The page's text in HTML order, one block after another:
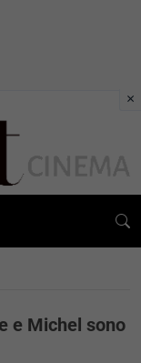
e Michel sono
×